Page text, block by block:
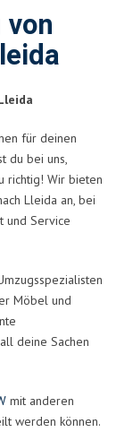
für deinen
du bei uns,
richtig! Wir bieten
Lleida an, bei
und Service
Möbel und
deine Sachen
mit anderen
werden können.